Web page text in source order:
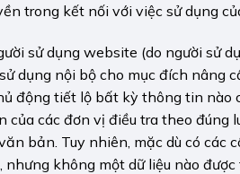
trong kết nối với việc sử dụng
sử dụng website (do người sử
dụng nội bộ cho mục đích nâng
động tiết lộ bất kỳ thông tin nào
các đơn vị điều tra theo đúng
bản. Tuy nhiên, mặc dù có các
không một dữ liệu nào